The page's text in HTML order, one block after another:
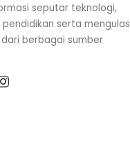
seputar teknologi,
serta mengulas
berbagai sumber